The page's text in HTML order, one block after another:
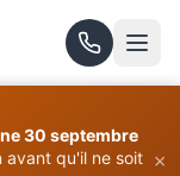
30 septembre
avant qu'il ne soit ×